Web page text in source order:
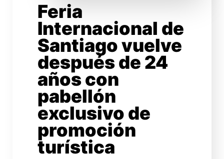
Feria
Internacional de
Santiago vuelve
después de 24
años con
pabellón
exclusivo de
promoción
turística